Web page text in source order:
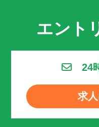
エント
24
求